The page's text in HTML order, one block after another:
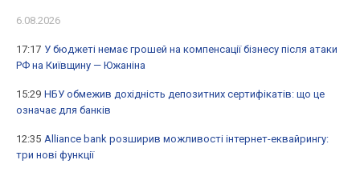
6.08.2026
17:17 У бюджеті немає грошей на компенсації бізнесу після атаки
РФ на Київщину — Южаніна
15:29 НБУ обмежив дохідність депозитних сертифікатів: що це
означає для банків
12:35 Alliance bank розширив можливості інтернет-еквайрингу:
три нові функції